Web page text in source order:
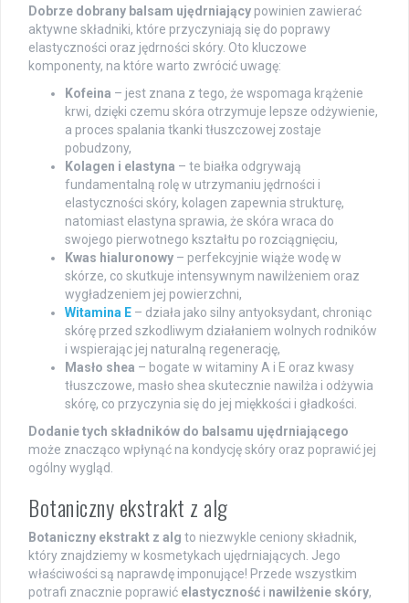
Dobrze dobrany balsam ujędrniający powinien zawierać
aktywne składniki, które przyczyniają się do poprawy
elastyczności oraz jędrności skóry. Oto kluczowe
komponenty, na które warto zwrócić uwagę:
Kofeina – jest znana z tego, że wspomaga krążenie
krwi, dzięki czemu skóra otrzymuje lepsze odżywienie,
a proces spalania tkanki tłuszczowej zostaje
pobudzony,
Kolagen i elastyna – te białka odgrywają
fundamentalną rolę w utrzymaniu jędrności i
elastyczności skóry, kolagen zapewnia strukturę,
natomiast elastyna sprawia, że skóra wraca do
swojego pierwotnego kształtu po rozciągnięciu,
Kwas hialuronowy – perfekcyjnie wiąże wodę w
skórze, co skutkuje intensywnym nawilżeniem oraz
wygładzeniem jej powierzchni,
Witamina E – działa jako silny antyoksydant, chroniąc
skórę przed szkodliwym działaniem wolnych rodników
i wspierając jej naturalną regenerację,
Masło shea – bogate w witaminy A i E oraz kwasy
tłuszczowe, masło shea skutecznie nawilża i odżywia
skórę, co przyczynia się do jej miękkości i gładkości.
Dodanie tych składników do balsamu ujędrniającego
może znacząco wpłynąć na kondycję skóry oraz poprawić jej
ogólny wygląd.
Botaniczny ekstrakt z alg
Botaniczny ekstrakt z alg to niezwykle ceniony składnik,
który znajdziemy w kosmetykach ujędrniających. Jego
właściwości są naprawdę imponujące! Przede wszystkim
potrafi znacznie poprawić elastyczność i nawilżenie skóry,